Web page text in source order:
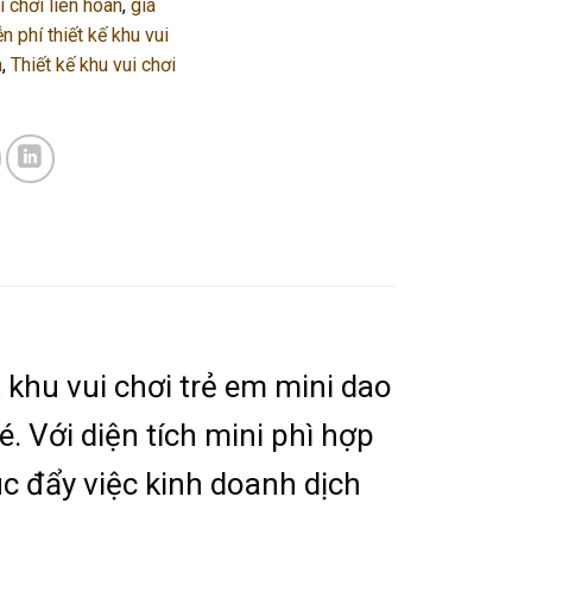
chơi liên hoàn, giá
phí thiết kế khu vui
, Thiết kế khu vui chơi
vui chơi trẻ em mini dao
Với diện tích mini phì hợp
đẩy việc kinh doanh dịch